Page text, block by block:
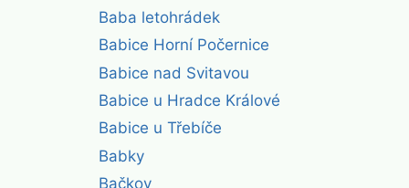
Baba letohrádek
Babice Horní Počernice
Babice nad Svitavou
Babice u Hradce Králové
Babice u Třebíče
Babky
Bačkov